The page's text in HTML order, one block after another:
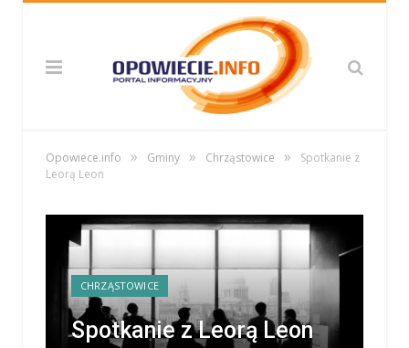
Opowiece.info » Gminy » Chrząstowice »
Spotkanie z
Leorą Leon
CHRZĄSTOWICE
Spotkanie z Leorą Leon